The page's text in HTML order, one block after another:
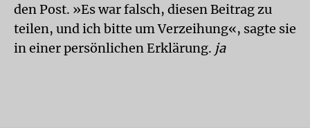
den Post. »Es war falsch, diesen Beitrag zu
teilen, und ich bitte um Verzeihung«, sagte sie
in einer persönlichen Erklärung. ja